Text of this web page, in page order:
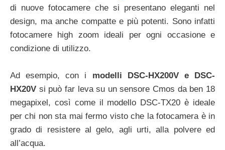
di nuove fotocamere che si presentano eleganti nel
design, ma anche compatte e più potenti. Sono infatti
fotocamere high zoom ideali per ogni occasione e
condizione di utilizzo.
Ad esempio, con i modelli DSC-HX200V e DSC-
HX20V si può far leva su un sensore Cmos da ben 18
megapixel, così come il modello DSC-TX20 è ideale
per chi non sta mai fermo visto che la fotocamera è in
grado di resistere al gelo, agli urti, alla polvere ed
all’acqua.